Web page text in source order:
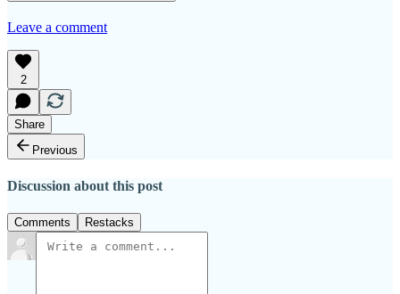
Leave a comment
2
Share
Previous
Discussion about this post
Comments Restacks